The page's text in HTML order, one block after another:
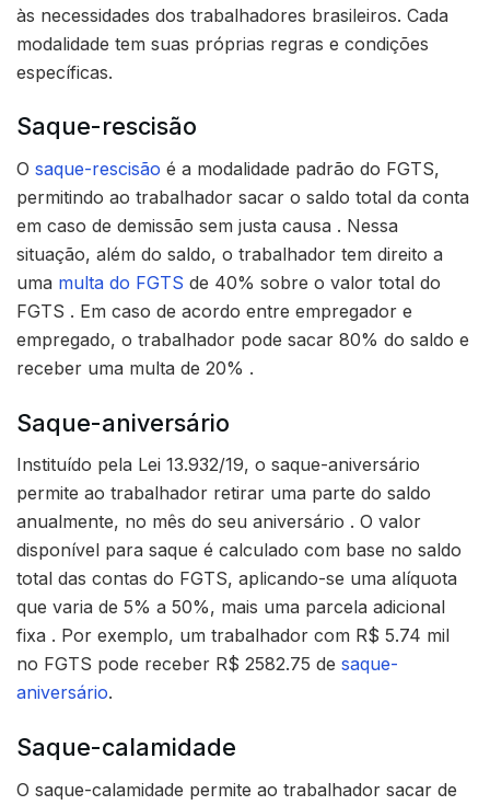
às necessidades dos trabalhadores brasileiros. Cada
modalidade tem suas próprias regras e condições
específicas.
Saque-rescisão
O saque-rescisão é a modalidade padrão do FGTS,
permitindo ao trabalhador sacar o saldo total da conta
em caso de demissão sem justa causa . Nessa
situação, além do saldo, o trabalhador tem direito a
uma multa do FGTS de 40% sobre o valor total do
FGTS . Em caso de acordo entre empregador e
empregado, o trabalhador pode sacar 80% do saldo e
receber uma multa de 20% .
Saque-aniversário
Instituído pela Lei 13.932/19, o saque-aniversário
permite ao trabalhador retirar uma parte do saldo
anualmente, no mês do seu aniversário . O valor
disponível para saque é calculado com base no saldo
total das contas do FGTS, aplicando-se uma alíquota
que varia de 5% a 50%, mais uma parcela adicional
fixa . Por exemplo, um trabalhador com R$ 5.74 mil
no FGTS pode receber R$ 2582.75 de saque-
aniversário.
Saque-calamidade
O saque-calamidade permite ao trabalhador sacar de